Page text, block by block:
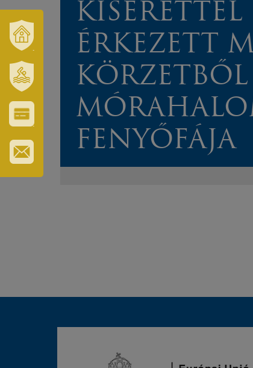
ÉS
TÉRSÉGÜNK
ERZSÉBET
GYÓGYFÜRDŐ
ÉS
TURISZTIKAI
KÁRTYA
KÍSÉRETTEL
ÉRKEZETT
KÖRZETBŐL
FENYŐFÁJA